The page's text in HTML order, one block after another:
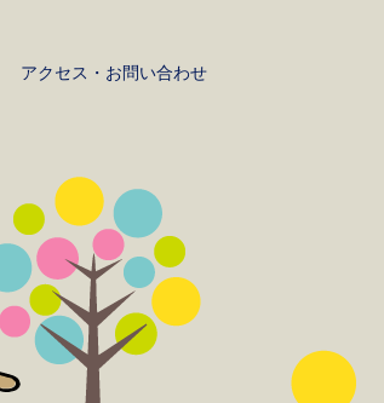
アクセス・お問い合わせ